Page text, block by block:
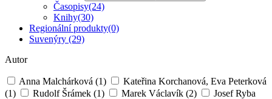
Časopisy(24)
Knihy(30)
Regionální produkty(0)
Suvenýry (29)
Autor
Anna Malchárková (1)
Kateřina Korchanová, Eva Peterková
(1)
Rudolf Šrámek (1) Marek Václavík (2)
Josef Ryba